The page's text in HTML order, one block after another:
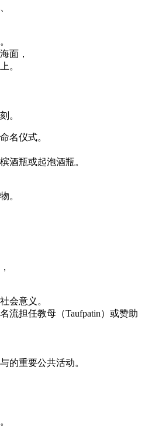
面，
。
。
名仪式。
酒瓶或起泡酒瓶。
。
会意义。
流担任教母（Taufpatin）或赞助
的重要公共活动。